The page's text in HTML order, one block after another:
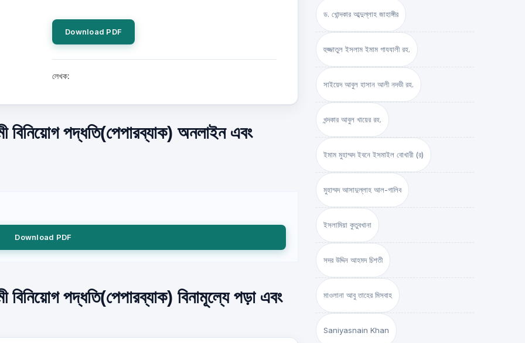
Download PDF
লেখক:
বিনিয়োগ পদ্ধতি(পেপারব্যাক) অনলাইন এবং
Download PDF
পদ্ধতি(পেপারব্যাক) বিনামূল্যে পড়া এবং
ড. খোন্দকার আব্দুল্লাহ জাহাঙ্গীর
হুজ্জাতুল ইসলাম ইমাম গাযযালী রহ.
সাইয়েদ আবুল হাসান আলী নদভী রহ.
খন্দকার আবুল খায়ের রহ.
ইমাম মুহাম্মদ ইবনে ইসমাইল বোখারী (র)
মুহাম্মদ আসাদুল্লাহ আল-গালিব
ইসলামিয়া কুতুবখানা
সদর উদ্দিন আহমদ চিশতী
মাওলানা আবু তাহের মিসবাহ
Saniyasnain Khan